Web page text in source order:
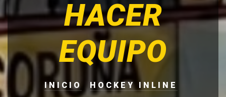
HACER
EQUIPO
INICIO HOCKEY INLINE